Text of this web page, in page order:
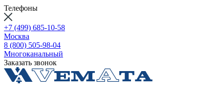
Телефоны
+7 (499) 685-10-58
Москва
8 (800) 505-98-04
Многоканальный
Заказать звонок